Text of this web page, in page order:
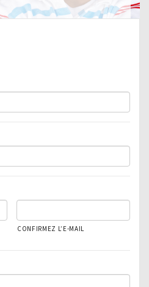
CONFIRMEZ L’E-MAIL